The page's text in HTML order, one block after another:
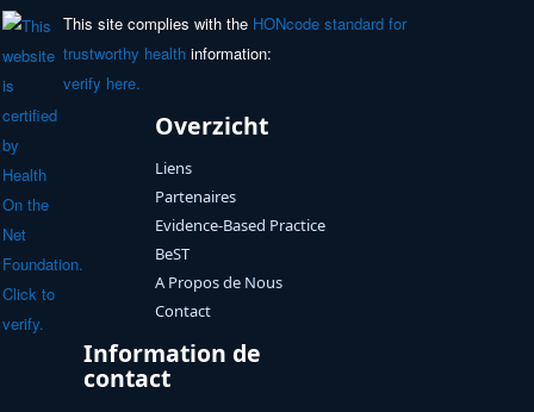
This site complies with the HONcode standard for
trustworthy health information:
verify here.
Overzicht
Liens
Partenaires
Evidence-Based Practice
BeST
A Propos de Nous
Contact
Information de
contact